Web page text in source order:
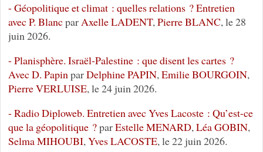
- Géopolitique et climat : quelles relations ? Entretien
avec P. BlancparAxelle LADENT,Pierre BLANC, le 28
juin 2026.
- Planisphère. Israël-Palestine : que disent les cartes ?
Avec D. PapinparDelphine PAPIN,Emilie BOURGOIN,
Pierre VERLUISE, le 24 juin 2026.
- Radio Diploweb. Entretien avec Yves Lacoste : Qu’est-ce
que la géopolitique ?parEstelle MENARD,Léa GOBIN,
Selma MIHOUBI,Yves LACOSTE, le 22 juin 2026.